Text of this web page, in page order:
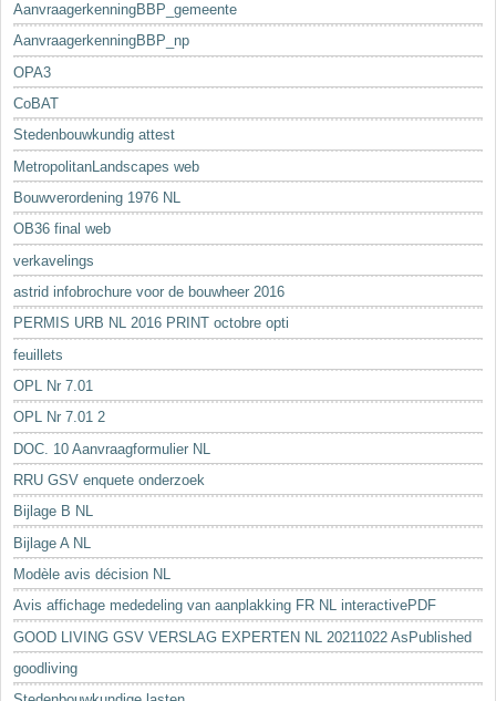
AanvraagerkenningBBP_gemeente
AanvraagerkenningBBP_np
OPA3
CoBAT
Stedenbouwkundig attest
MetropolitanLandscapes web
Bouwverordening 1976 NL
OB36 final web
verkavelings
astrid infobrochure voor de bouwheer 2016
PERMIS URB NL 2016 PRINT octobre opti
feuillets
OPL Nr 7.01
OPL Nr 7.01 2
DOC. 10 Aanvraagformulier NL
RRU GSV enquete onderzoek
Bijlage B NL
Bijlage A NL
Modèle avis décision NL
Avis affichage mededeling van aanplakking FR NL interactivePDF
GOOD LIVING GSV VERSLAG EXPERTEN NL 20211022 AsPublished
goodliving